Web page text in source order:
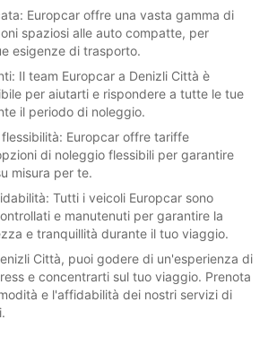
Europcar offre una vasta gamma di
spaziosi alle auto compatte, per
esigenze di trasporto.
Il team Europcar a Denizli Città è
per aiutarti e rispondere a tutte le tue
il periodo di noleggio.
Europcar offre tariffe
di noleggio flessibili per garantire
misura per te.
Tutti i veicoli Europcar sono
e manutenuti per garantire la
e tranquillità durante il tuo viaggio.
Città, puoi godere di un'esperienza di
e concentrarti sul tuo viaggio. Prenota
e l'affidabilità dei nostri servizi di